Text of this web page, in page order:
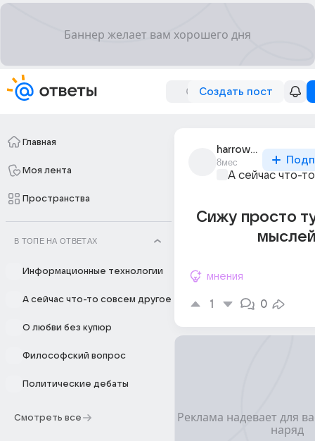
Создать пост
Главная
Моя лента
Пространства
В ТОПЕ НА ОТВЕТАХ
Информационные технологии
А сейчас что-то совсем другое
О любви без купюр
Философский вопрос
Политические дебаты
Смотреть все
harrowing_7058
8мес
А сейчас что-
Сижу просто
мнения
1 0